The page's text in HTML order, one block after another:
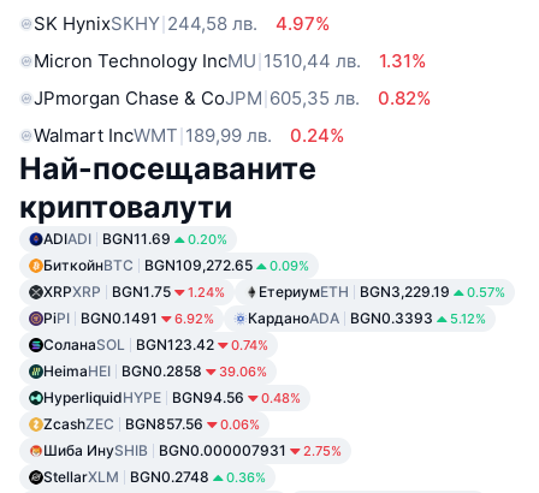
SK HynixSKHY 244,58 лв.
4.97%
Micron Technology IncMU 1510,44 лв.
1.31%
JPmorgan Chase & CoJPM 605,35 лв.
0.82%
Walmart IncWMT 189,99 лв. 0.24%
Най-посещаваните
криптовалути
ADIADI BGN11.69 0.20%
БиткойнBTC BGN109,272.65 0.09%
XRPXRP BGN1.75 1.24% ЕтериумETH BGN3,229.19 0.57%
PiPI BGN0.1491 6.92% КарданоADA BGN0.3393 5.12%
СоланаSOL BGN123.42 0.74%
HeimaHEI BGN0.2858 39.06%
HyperliquidHYPE BGN94.56 0.48%
ZcashZEC BGN857.56 0.06%
Шиба ИнуSHIB BGN0.000007931 2.75%
StellarXLM BGN0.2748 0.36%